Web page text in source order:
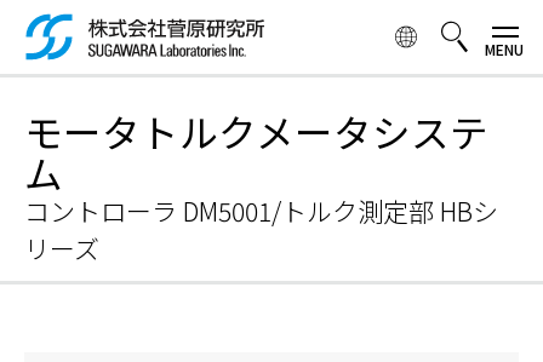
メ
イ
ン
テ
ツ
に
動
モータトルクメータシステ
ム
コントローラ DM5001/トルク測定部 HBシ
リーズ